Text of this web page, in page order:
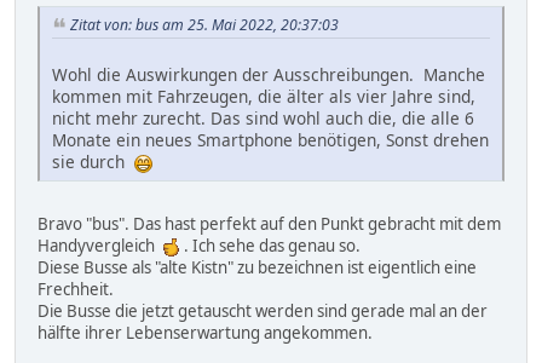
Zitat von: bus am 25. Mai 2022, 20:37:03
Wohl die Auswirkungen der Ausschreibungen. Manche
kommen mit Fahrzeugen, die älter als vier Jahre sind,
nicht mehr zurecht. Das sind wohl auch die, die alle 6
Monate ein neues Smartphone benötigen, Sonst drehen
sie durch
Bravo "bus". Das hast perfekt auf den Punkt gebracht mit dem
Handyvergleich
. Ich sehe das genau so.
Diese Busse als "alte Kistn" zu bezeichnen ist eigentlich eine
Frechheit.
Die Busse die jetzt getauscht werden sind gerade mal an der
hälfte ihrer Lebenserwartung angekommen.